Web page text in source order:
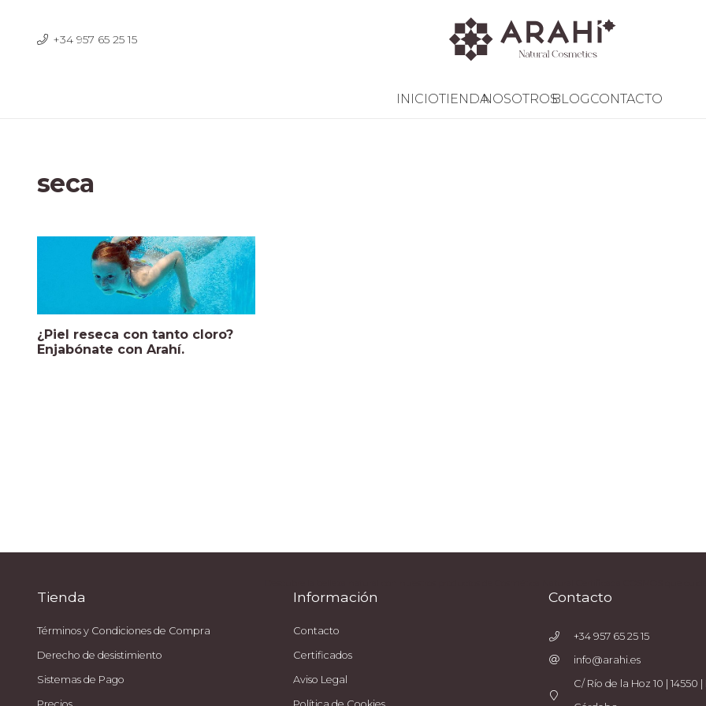
+34 957 65 25 15
INICIOTIENDANOSOTROSBLOGCONTACTO
seca
¿Piel reseca con tanto cloro?
Enjabónate con Arahí.
Tienda
Términos y Condiciones de Compra
Derecho de desistimiento
Sistemas de Pago
Información
Contacto
Certificados
Aviso Legal
Contacto
+34 957 65 25 15
info@arahi.es
C/ Río de la Hoz 10 | 14550 |